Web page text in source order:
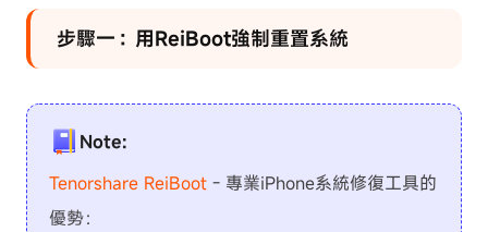
步驟一：用ReiBoot強制重置系統
Note:
Tenorshare ReiBoot - 專業iPhone系統修復工具的
優勢：